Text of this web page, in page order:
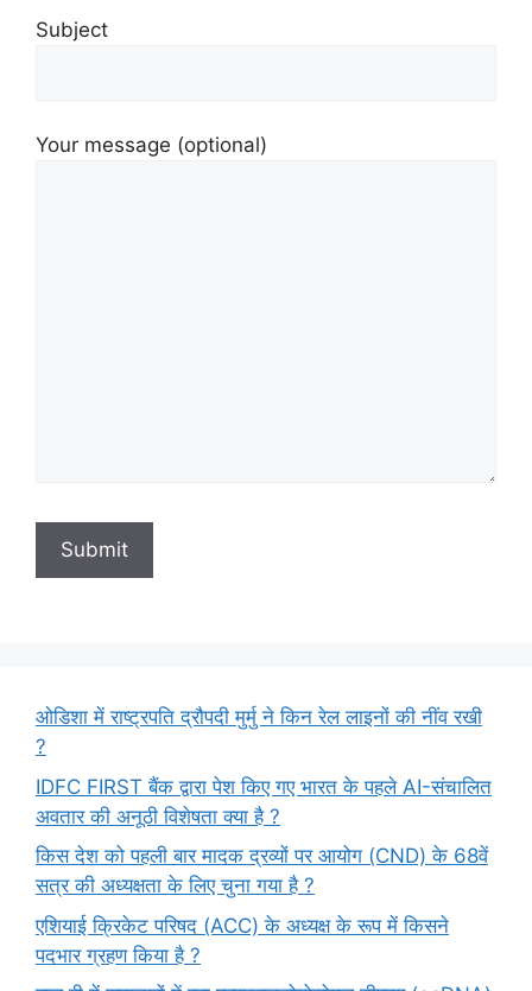
Subject
Your message (optional)
ओडिशा में राष्ट्रपति द्रौपदी मुर्मु ने किन रेल लाइनों की नींव रखी
?
IDFC FIRST बैंक द्वारा पेश किए गए भारत के पहले AI-संचालित
अवतार की अनूठी विशेषता क्या है ?
किस देश को पहली बार मादक द्रव्यों पर आयोग (CND) के 68वें
सत्र की अध्यक्षता के लिए चुना गया है ?
एशियाई क्रिकेट परिषद (ACC) के अध्यक्ष के रूप में किसने
पदभार ग्रहण किया है ?